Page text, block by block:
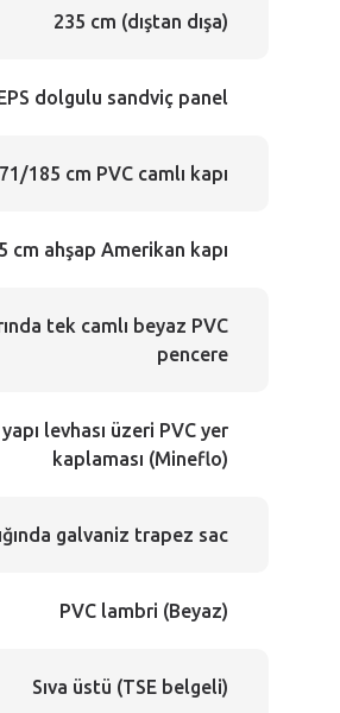
235 cm (dıştan dışa)
dolgulu sandviç panel
71/185 cm PVC camlı kapı
cm ahşap Amerikan kapı
tek camlı beyaz PVC
pencere
levhası üzeri PVC yer
kaplaması (Mineflo)
galvaniz trapez sac
PVC lambri (Beyaz)
Sıva üstü (TSE belgeli)